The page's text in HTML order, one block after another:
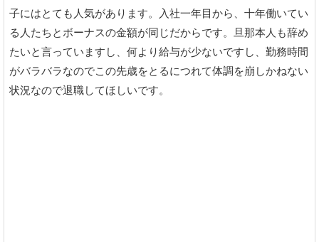
子にはとても人気があります。入社一年目から、十年働いてい
る人たちとボーナスの金額が同じだからです。旦那本人も辞め
たいと言っていますし、何より給与が少ないですし、勤務時間
がバラバラなのでこの先歳をとるにつれて体調を崩しかねない
状況なので退職してほしいです。